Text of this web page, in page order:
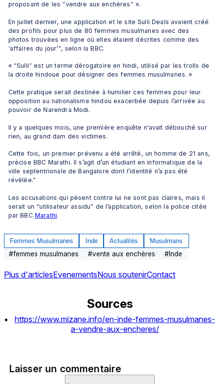
proposant de les “vendre aux enchères” ».
En juillet dernier, une application et le site Sulli Deals avaient créé
des profils pour plus de 80 femmes musulmanes avec des
photos trouvées en ligne où elles étaient décrites comme des
‘affaires du jour’”, selon la BBC.
« “Sulli” est un terme dérogatoire en hindi, utilisé par les trolls de
la droite hindoue pour désigner des femmes musulmanes. »
Cette pratique serait destinée à humilier ces femmes pour leur
opposition au nationalisme hindou exacerbée depuis l’arrivée au
pouvoir de Narendra Modi.
Il y a quelques mois, une première enquête n'avait débouché sur
rien, au grand dam des victimes.
Cette fois, un premier prévenu a été arrêté, un homme de 21 ans,
précise BBC Marathi. Il s’agit d’un étudiant en informatique de la
ville septentrionale de Bangalore dont l’identité n’a pas été
révélée.”
Les accusations qui pèsent contre lui ne sont pas claires, mais il
serait un “utilisateur assidu” de l’application, selon la police citée
par BBC Marathi.
Femmes Musulmanes Inde Actualités Musulmans
#femmes musulmanes #vente aux enchères #Inde
Plus d'articlesEvenementsNous soutenirContact
Sources
https://www.mizane.info/en-inde-femmes-musulmanes-
a-vendre-aux-encheres/
Laisser un commentaire